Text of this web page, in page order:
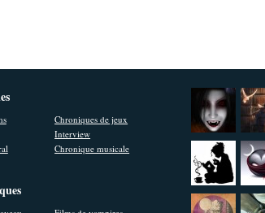
Chroniques de jeux
Interview
Chronique musicale